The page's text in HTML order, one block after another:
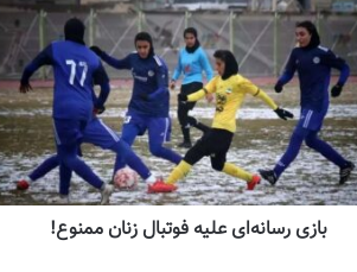
بازی رسانه‌ای علیه فوتبال زنان ممنوع!